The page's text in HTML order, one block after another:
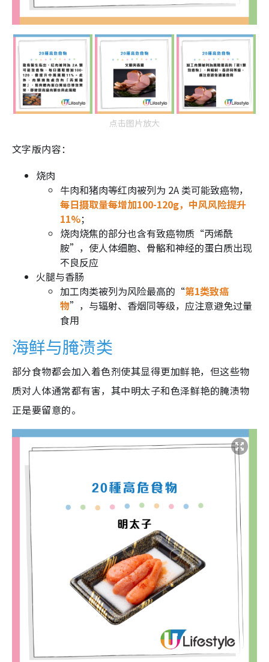
点击图片放大
文字版内容：
烧肉
牛肉和猪肉等红肉被列为 2A 类可能致癌物，
每日摄取量每增加100-120g，中风风险提升
11%；
烧肉烧焦的部分也含有致癌物质“丙烯酰
胺”，使人体细胞、骨骼和神经的蛋白质出现
不良反应
火腿与香肠
加工肉类被列为风险最高的“第1类致癌
物”，与辐射、香烟同等级，应注意避免过量
食用
海鲜与腌渍类
部分食物都会加入着色剂使其显得更加鲜艳，但这些物
质对人体通常都有害，其中明太子和色泽鲜艳的腌渍物
正是要留意的。